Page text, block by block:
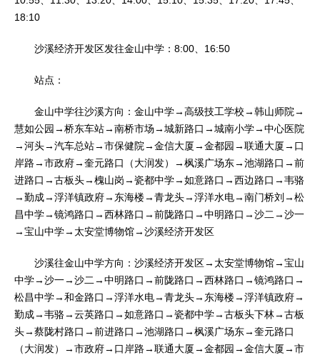
18:10
沙溪经济开发区发往金山中学：8:00、16:50
站点：
金山中学往沙溪方向：金山中学→高级技工学校→韩山师院→
慧如公园→桥东车站→南桥市场→城新路口→城南小学→中心医院
→河头→汽车总站→市保健院→金信大厦→金都园→联通大厦→口
岸路→市政府→奎元路口（大润发）→枫溪广场东→池湖路口→前
进路口→古板头→槐山岗→瓷都中学→如意路口→西边路口→韦骆
→勤成→浮洋镇政府→东海楼→青龙头→浮洋水电→南门桥刘→松
昌中学→镜鸿路口→西林路口→前陇路口→中明路口→沙二→沙一
→宝山中学→太安堂博物馆→沙溪经济开发区
沙溪往金山中学方向：沙溪经济开发区→太安堂博物馆→宝山
中学→沙一→沙二→中明路口→前陇路口→西林路口→镜鸿路口→
松昌中学→和金路口→浮洋水电→青龙头→东海楼→浮洋镇政府→
勤成→韦骆→云英路口→如意路口→瓷都中学→古板头下林→古板
头→蔡陇村路口→前进路口→池湖路口→枫溪广场东→奎元路口
（大润发）→市政府→口岸路→联通大厦→金都园→金信大厦→市